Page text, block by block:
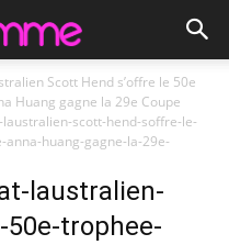
Scott Hend s’offre le 50e
Huang gagne la 29e Coupe
scott-hend-soffre-le-
huang-gagne-la-29e-
laustralien-
trophee-